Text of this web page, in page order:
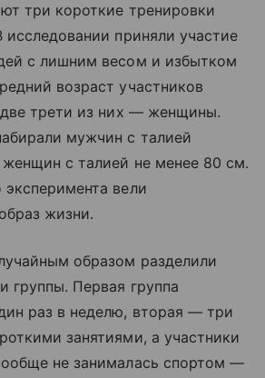
три короткие тренировки
исследовании приняли участие
с лишним весом и избытком
возраст участников
две трети из них — женщины.
мужчин с талией
с талией не менее 80 см.
вели
жизни.
образом разделили
группы. Первая группа
раз в неделю, вторая — три
занятиями, а участники
не занималась спортом —